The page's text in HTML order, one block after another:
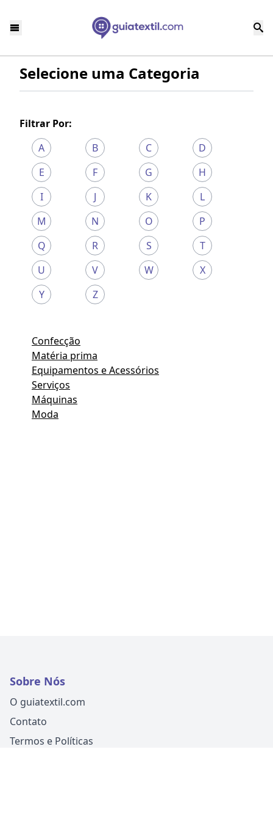
Selecione uma Categoria
Filtrar Por:
A
B C
D
E
F G
H
I
J K
L
M
N O
P
Q
R S
T
U
V W
X
Y
Z
Confecção
Matéria prima
Equipamentos e Acessórios
Serviços
Máquinas
Moda
Sobre Nós
O guiatextil.com
Contato
Termos e Políticas